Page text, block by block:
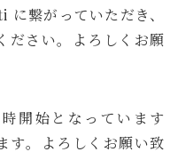
に繋がっていただき、
ださい。よろしくお願
開始となっています
す。よろしくお願い致